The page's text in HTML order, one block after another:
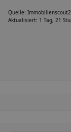
Quelle:
Aktualisiert: 1 Tag, 21